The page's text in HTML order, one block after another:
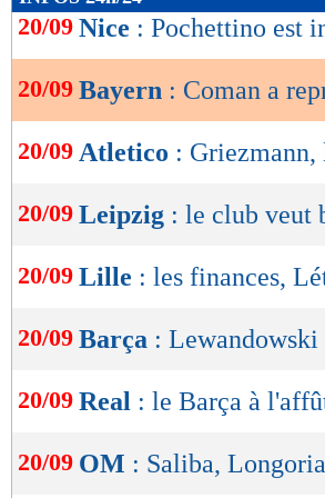
de
OK
20/09 Nice : Pochettino est
20/09 Bayern : Coman a
20/09 Atletico : Griezmann,
20/09 Leipzig : le club veut
20/09 Lille : les finances,
20/09 Barça :
20/09 Real : le Barça à
20/09 OM : Saliba,